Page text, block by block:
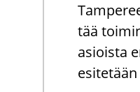
tää
asiois­ta